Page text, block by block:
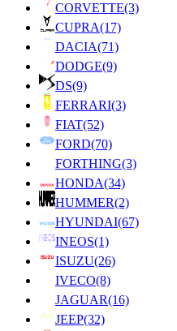
CORVETTE(3)
CUPRA(17)
DACIA(71)
DODGE(9)
DS(9)
FERRARI(3)
FIAT(52)
FORD(70)
FORTHING(3)
HONDA(34)
HUMMER(2)
HYUNDAI(67)
INEOS(1)
ISUZU(26)
IVECO(8)
JAGUAR(16)
JEEP(32)